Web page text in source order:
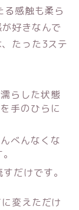
る感触も柔ら
好きなんで
たった3ステ
らした状態
手のひらに
べんなくな
だけです。
変えただけ